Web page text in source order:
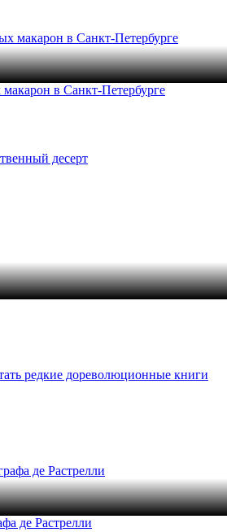
в Санкт-Петербурге
десерт
редкие дореволюционные книги
де Растрелли